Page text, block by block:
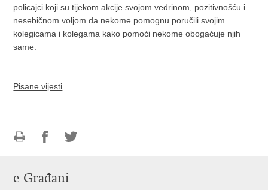
policajci koji su tijekom akcije svojom vedrinom, pozitivnošću i
nesebičnom voljom da nekome pomognu poručili svojim
kolegicama i kolegama kako pomoći nekome obogaćuje njih
same.
Pisane vijesti
FacebookuTwitteru
e-Građani